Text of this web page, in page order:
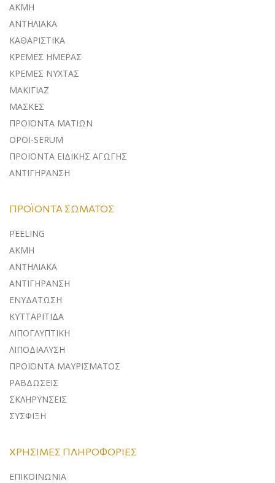
ΑΚΜΗ
ΑΝΤΗΛΙΑΚA
ΚΑΘΑΡΙΣΤΙΚΑ
ΚΡΕΜΕΣ ΗΜΕΡΑΣ
ΚΡΕΜΕΣ ΝΥΧΤΑΣ
ΜΑΚΙΓΙΑΖ
ΜΑΣΚΕΣ
ΠΡΟΪΟΝΤΑ ΜΑΤΙΩΝ
ΟΡΟΙ-SERUM
ΠΡΟΪΟΝΤΑ ΕΙΔΙΚΗΣ ΑΓΩΓΗΣ
ΑΝΤΙΓΗΡΑΝΣΗ
ΠΡΟΪΌΝΤΑ ΣΏΜΑΤΟΣ
PEELING
ΑΚΜΗ
ΑΝΤΗΛΙΑΚΑ
ΑΝΤΙΓΗΡΑΝΣΗ
ΕΝΥΔΑΤΩΣΗ
ΚΥΤΤΑΡΙΤΙΔΑ
ΛΙΠΟΓΛΥΠΤΙΚΗ
ΛΙΠΟΔΙΑΛΥΣΗ
ΠΡΟΪΟΝΤΑ ΜΑΥΡΙΣΜΑΤΟΣ
ΡΑΒΔΩΣΕΙΣ
ΣΚΛΗΡΥΝΣΕΙΣ
ΣΥΣΦΙΞΗ
ΧΡΉΣΙΜΕΣ ΠΛΗΡΟΦΟΡΊΕΣ
ΕΠΙΚΟΙΝΩΝΊΑ